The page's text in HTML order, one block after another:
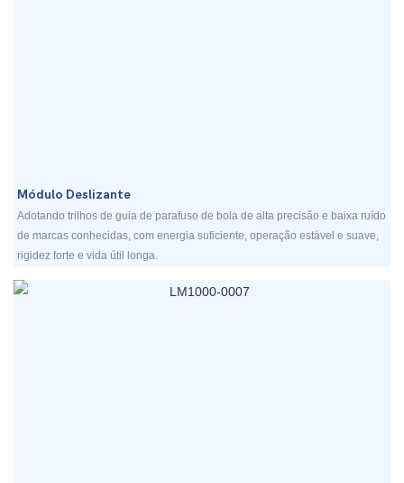
Módulo Deslizante
Adotando trilhos de guia de parafuso de bola de alta precisão e baixa ruído
de marcas conhecidas, com energia suficiente, operação estável e suave,
rigidez forte e vida útil longa.